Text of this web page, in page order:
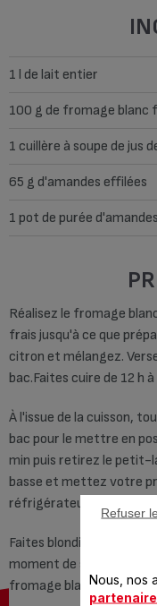
1 l de lait entier
100 g de fromage blanc
1 cuillère à soupe de jus
65 g d'amandes effilées
1 pot de purée
Réalisez le fromage
frais jusqu'à ce que
citron et mélangez.
bac.Faites cuire de 12 h
À l'issue de la cuisson,
bac pour le mettre en
min puis retirez le petit-
basse et mettez votre
réfrigérateur.
Faites blondir les
moment de servir,
fromage blanc etNous, nos
Refuser